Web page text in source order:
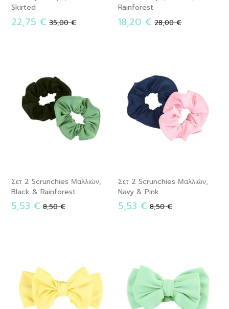
Skirted
22,75 € Κανονική
35,00 €
Rainforest
18,20 € Κανονική
28,00 €
Σετ 2 Scrunchies Μαλλιών,
Black & Rainforest
Ειδική
5,53 € Κανονική
8,50 €
Σετ 2 Scrunchies Μαλλιών,
Navy & Pink
Ειδική
5,53 € Κανονική
8,50 €